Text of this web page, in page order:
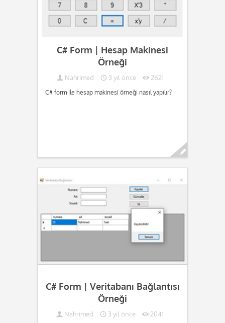
C# Form | Hesap Makinesi
Örneği
Nahrimed 3 yıl önce 2621
C# form ile hesap makinesi örneği nasıl yapılır?
C# Form | Veritabanı Bağlantısı
Örneği
Nahrimed 3 yıl önce 2041